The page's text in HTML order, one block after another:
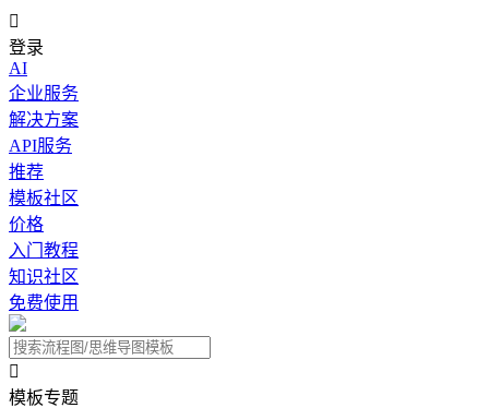

登录
AI
企业服务
解决方案
API服务
推荐
模板社区
价格
入门教程
知识社区
免费使用

模板专题